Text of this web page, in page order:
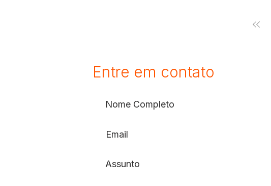
Entre em contato